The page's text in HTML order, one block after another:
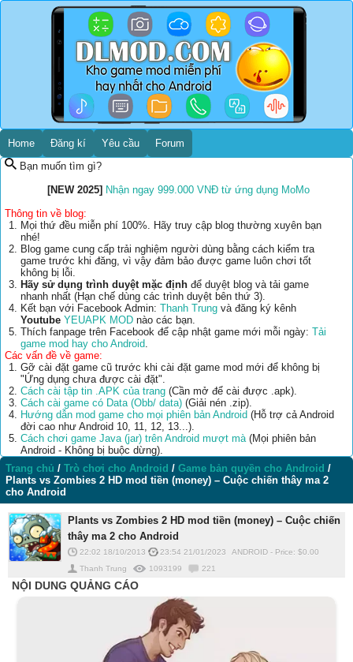
Home Đăng kí Yêu cầu
Forum
Bạn muốn tìm gì?
[NEW 2025] Nhận ngay 999.000 VNĐ từ ứng dụng MoMo
Thông tin về blog:
Mọi thứ đều miễn phí 100%. Hãy truy cập blog thường xuyên bạn
nhé!
Blog game cung cấp trải nghiệm người dùng bằng cách kiểm tra
game trước khi đăng, vì vậy đảm bảo được game luôn chơi tốt
không bị lỗi.
Hãy sử dụng trình duyệt mặc định để duyệt blog và tải game
nhanh nhất (Hạn chế dùng các trình duyệt bên thứ 3).
Kết bạn với Facebook Admin: Thanh Trung và đăng ký kênh
Youtube YEUAPK MOD nào các bạn.
Thích fanpage trên Facebook để cập nhật game mới mỗi ngày: Tải
game mod hay cho Android.
Các vấn đề về game:
Gỡ cài đặt game cũ trước khi cài đặt game mod mới để không bị
"Ứng dụng chưa được cài đặt".
Cách cài tập tin .APK của trang (Cần mở để cài được .apk).
Cách cài game có Data (Obb/ data) (Giải nén .zip).
Hướng dẫn mod game cho mọi phiên bản Android (Hỗ trợ cả Android
đời cao như Android 10, 11, 12, 13...).
Cách chơi game Java (jar) trên Android mượt mà(Mọi phiên bản
Android - Không bị buộc dừng).
Trang chủ / Trò chơi cho Android / Game bản quyền cho Android /
Plants vs Zombies 2 HD mod tiền (money) – Cuộc chiến thây ma 2
cho Android
Plants vs Zombies 2 HD mod tiền (money) – Cuộc chiến
thây ma 2 cho Android
22:02 18/10/2013 23:54 21/01/2023 ANDROID - Price: $0.00
Thanh Trung
1093199 221